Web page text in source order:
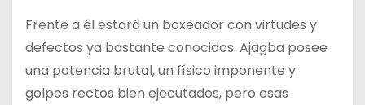
Frente a él estará un boxeador con virtudes y
defectos ya bastante conocidos. Ajagba posee
una potencia brutal, un físico imponente y
golpes rectos bien ejecutados, pero esas